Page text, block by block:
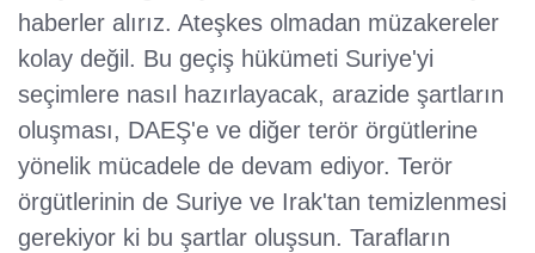
haberler alırız. Ateşkes olmadan müzakereler
kolay değil. Bu geçiş hükümeti Suriye'yi
seçimlere nasıl hazırlayacak, arazide şartların
oluşması, DAEŞ'e ve diğer terör örgütlerine
yönelik mücadele de devam ediyor. Terör
örgütlerinin de Suriye ve Irak'tan temizlenmesi
gerekiyor ki bu şartlar oluşsun. Tarafların